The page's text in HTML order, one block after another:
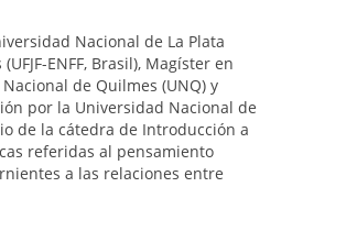
Nacional de La Plata
ENFF, Brasil), Magíster en
de Quilmes (UNQ) y
por la Universidad Nacional de
de la cátedra de Intro­ducción a
referidas al pen­samiento
a las relaciones entre